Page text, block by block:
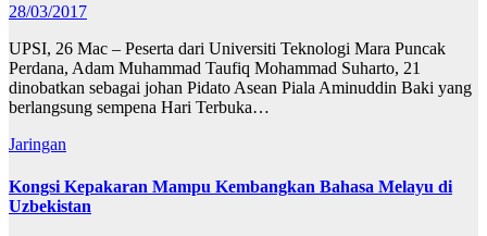
28/03/2017
UPSI, 26 Mac – Peserta dari Universiti Teknologi Mara Puncak
Perdana, Adam Muhammad Taufiq Mohammad Suharto, 21
dinobatkan sebagai johan Pidato Asean Piala Aminuddin Baki yang
berlangsung sempena Hari Terbuka…
Jaringan
Kongsi Kepakaran Mampu Kembangkan Bahasa Melayu di
Uzbekistan